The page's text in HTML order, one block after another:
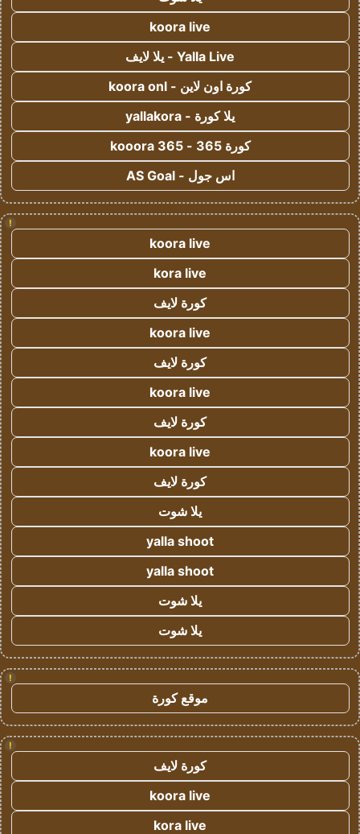
koora live
Yalla Live - يلا لايف
كورة اون لاين - koora onl
يلا كورة - yallakora
كورة 365 - kooora 365
اس جول - AS Goal
!
koora live
kora live
كورة لايف
koora live
كورة لايف
koora live
كورة لايف
koora live
كورة لايف
يلا شوت
yalla shoot
yalla shoot
يلا شوت
يلا شوت
!
موقع كورة
!
كورة لايف
koora live
kora live